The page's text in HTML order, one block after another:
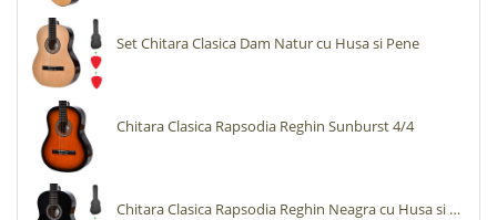
Set Chitara Clasica Dam Natur cu Husa si Pene
Chitara Clasica Rapsodia Reghin Sunburst 4/4
Chitara Clasica Rapsodia Reghin Neagra cu Husa si Pene